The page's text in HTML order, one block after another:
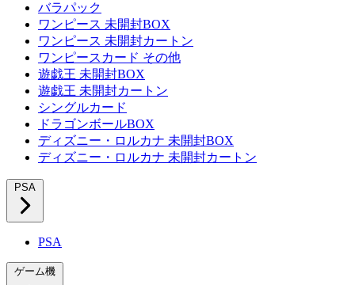
バラパック
ワンピース 未開封BOX
ワンピース 未開封カートン
ワンピースカード その他
遊戯王 未開封BOX
遊戯王 未開封カートン
シングルカード
ドラゴンボールBOX
ディズニー・ロルカナ 未開封BOX
ディズニー・ロルカナ 未開封カートン
PSA
PSA
ゲーム機